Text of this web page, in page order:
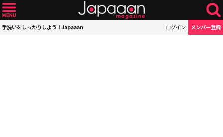
手洗いをしっかりしよう！Japaaan ログイン メンバー登録